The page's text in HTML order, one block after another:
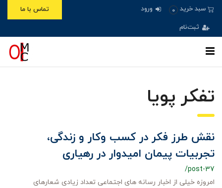
سبد خرید 0 ورود
ثبت‌نام
تماس با ما
تفکر پویا
نقش طرز فکر در کسب وکار و زندگی،
تجربیات پیمان امیدوار در رهیاری
/post-37
امروزه خیلی از اخبار رسانه های اجتماعی تعداد زیادی شعارهای